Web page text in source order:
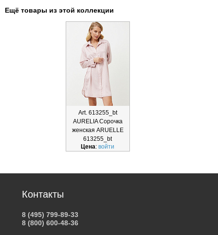
Ещё товары из этой коллекции
Art. 613255_bt
AURELIA Сорочка
женская ARUELLE
613255_bt
Цена: войти
Контакты
8 (495) 799-89-33
8 (800) 600-48-36